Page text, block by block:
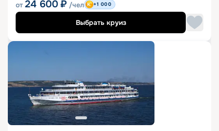
от 24 600 ₽ /чел +1 000
Выбрать круиз